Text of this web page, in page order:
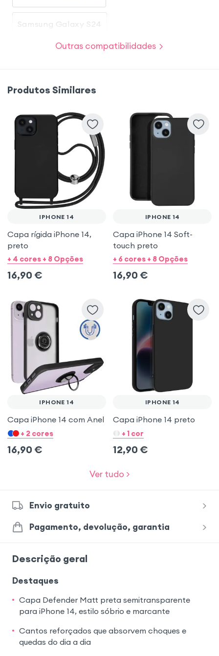
Samsung Galaxy S24
iPhone 16 Pro Max
Samsung Galaxy S24 FE iPhone 14
iPhone SE 2022 iPhone 8
iPhone SE 2020
Outras compatibilidades
Produtos Similares
IPHONE 14
Capa rígida iPhone 14,
preto
+ 4 cores + 8 Opções
16,90 €
IPHONE 14
Capa iPhone 14 Soft-
touch preto
+ 6 cores + 8 Opções
16,90 €
IPHONE 14
Capa iPhone 14 com Anel
+ 2 cores
16,90 €
IPHONE 14
Capa iPhone 14 preto
+ 1 cor
12,90 €
Ver tudo >
Envio gratuito
Pagamento, devolução, garantia
Descrição geral
Destaques
Capa Defender Matt preta semitransparente
para iPhone 14, estilo sóbrio e marcante
Cantos reforçados que absorvem choques e
quedas do dia a dia